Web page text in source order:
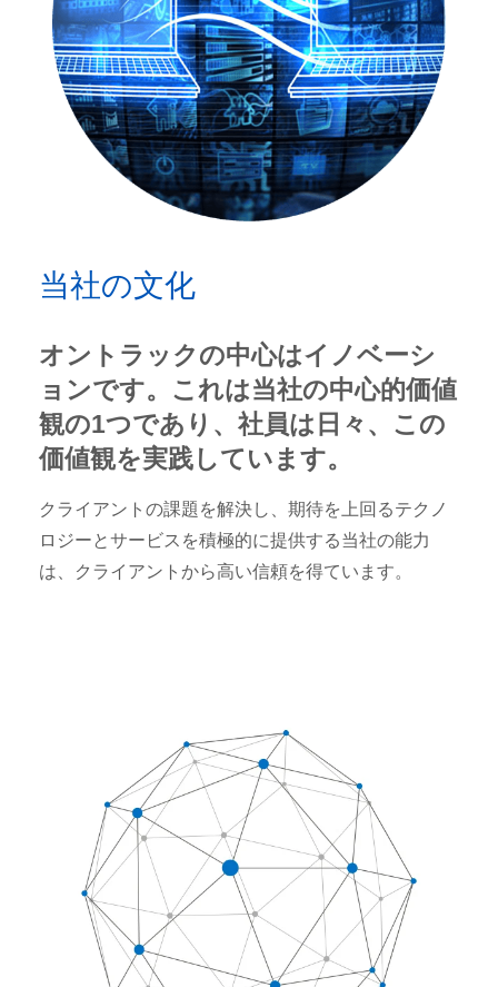
当社の文化
オントラックの中心はイノベーシ
ョンです。これは当社の中心的価値
観の1つであり、社員は日々、この
価値観を実践しています。
クライアントの課題を解決し、期待を上回るテクノ
ロジーとサービスを積極的に提供する当社の能力
は、クライアントから高い信頼を得ています。